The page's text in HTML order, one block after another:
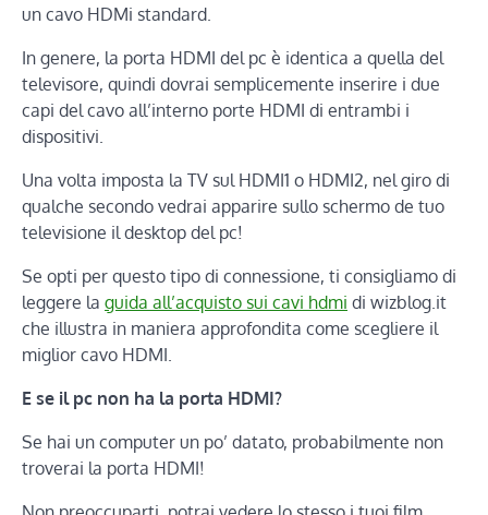
un cavo HDMi standard.
In genere, la porta HDMI del pc è identica a quella del
televisore, quindi dovrai semplicemente inserire i due
capi del cavo all’interno porte HDMI di entrambi i
dispositivi.
Una volta imposta la TV sul HDMI1 o HDMI2, nel giro di
qualche secondo vedrai apparire sullo schermo de tuo
televisione il desktop del pc!
Se opti per questo tipo di connessione, ti consigliamo di
leggere la guida all’acquisto sui cavi hdmi di wizblog.it
che illustra in maniera approfondita come scegliere il
miglior cavo HDMI.
E se il pc non ha la porta HDMI?
Se hai un computer un po’ datato, probabilmente non
troverai la porta HDMI!